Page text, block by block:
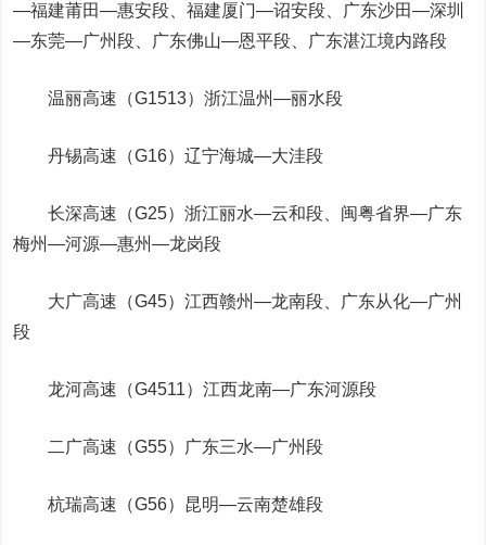
—福建莆田—惠安段、福建厦门—诏安段、广东沙田—深圳
—东莞—广州段、广东佛山—恩平段、广东湛江境内路段
温丽高速（G1513）浙江温州—丽水段
丹锡高速（G16）辽宁海城—大洼段
长深高速 （G25）浙江丽水—云和段、闽粤省界—广东
梅州—河源—惠州—龙岗段
大广高速（G45）江西赣州—龙南段、广东从化—广州
段
龙河高速（G4511）江西龙南—广东河源段
二广高速（G55）广东三水—广州段
杭瑞高速（G56）昆明—云南楚雄段